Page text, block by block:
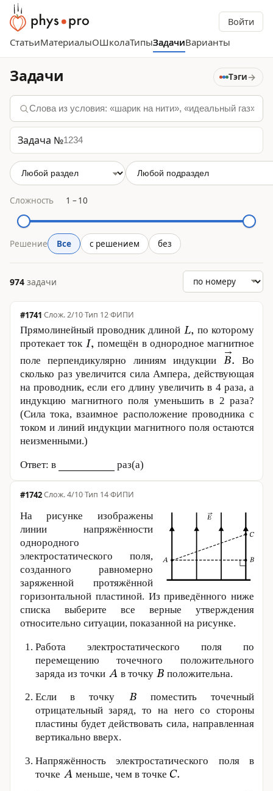
Войти
СтатьиМатериалыОШколаТипыЗадачиВарианты
Задачи Тэги→
Задача №
Сложность 1 –10
Решение Все с решением без
974 задачи
#1741· 2/10·Тип 12·ФИПИ
Прямолинейный проводник длиной
по которому
протекает ток
помещён в однородное магнитное
поле перпендикулярно линиям индукции
Во
сколько раз увеличится сила Ампера, действующая
на проводник, если его длину увеличить в 4 раза, а
индукцию магнитного поля уменьшить в 2 раза?
(Сила тока, взаимное расположение проводника с
током и линий индукции магнитного поля остаются
неизменными.)
Ответ: в раз(а)
#1742· 4/10·Тип 14·ФИПИ
На рисунке изображены
линии напряжённости
однородного
электростатического поля,
созданного равномерно
заряженной протяжённой
горизонтальной пластиной. Из приведённого ниже
списка выберите все верные утверждения
относительно ситуации, показанной на рисунке.
Работа электростатического поля по
перемещению точечного положительного
заряда из точки
в точку положительна.
Если в точку
поместить точечный
отрицательный заряд, то на него со стороны
пластины будет действовать сила, направленная
вертикально вверх.
Напряжённость электростатического поля в
точке
меньше, чем в точке